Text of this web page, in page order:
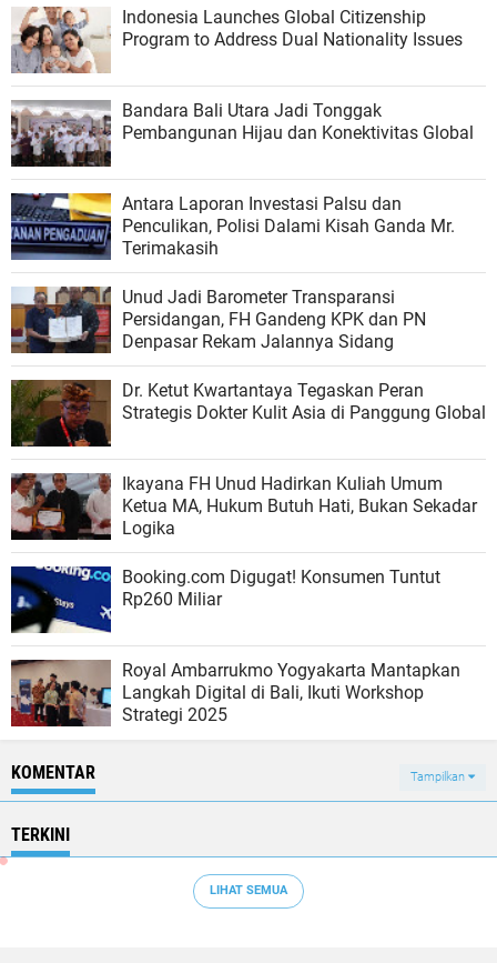
Indonesia Launches Global Citizenship
Program to Address Dual Nationality Issues
Bandara Bali Utara Jadi Tonggak
Pembangunan Hijau dan Konektivitas Global
Antara Laporan Investasi Palsu dan
Penculikan, Polisi Dalami Kisah Ganda Mr.
Terimakasih
Unud Jadi Barometer Transparansi
Persidangan, FH Gandeng KPK dan PN
Denpasar Rekam Jalannya Sidang
Dr. Ketut Kwartantaya Tegaskan Peran
Strategis Dokter Kulit Asia di Panggung Global
Ikayana FH Unud Hadirkan Kuliah Umum
Ketua MA, Hukum Butuh Hati, Bukan Sekadar
Logika
Booking.com Digugat! Konsumen Tuntut
Rp260 Miliar
Royal Ambarrukmo Yogyakarta Mantapkan
Langkah Digital di Bali, Ikuti Workshop
Strategi 2025
KOMENTAR Tampilkan
TERKINI
LIHAT SEMUA